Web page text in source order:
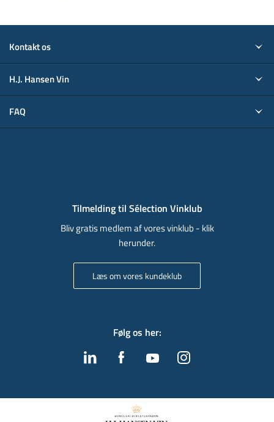
Kontakt os
H.J. Hansen Vin
FAQ
Tilmelding til Sélection Vinklub
Bliv gratis medlem af vores vinklub - klik
herunder.
Læs om vores kundeklub
Følg os her: